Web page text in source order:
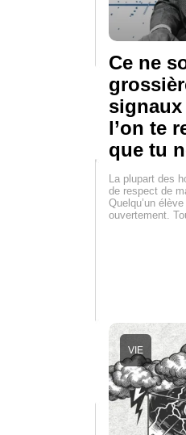
Ce ne
l’on te
que tu
La plupart des
de respect de
Quelqu’un
ouvertement.
VIE